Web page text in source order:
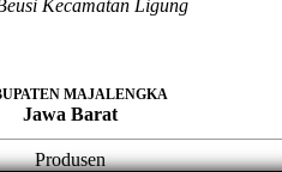
Kecamatan Ligung
MAJALENGKA
Jawa Barat
Produsen